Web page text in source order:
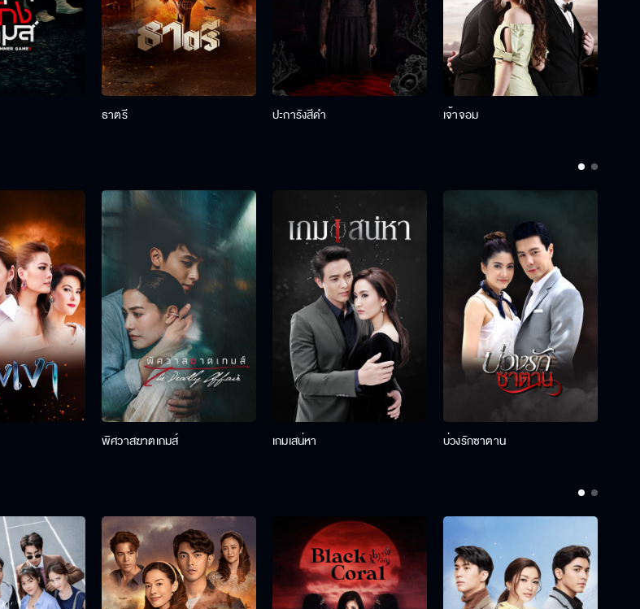
ธาตรี ปะการังสีดำ เจ้าจอม
พิศวาสฆาตเกมส์ เกมเสน่หา บ่วงรักซาตาน